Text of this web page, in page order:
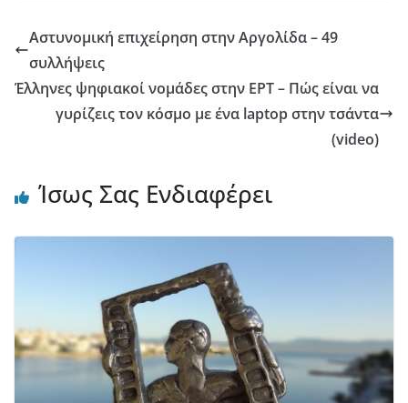
Αστυνομική επιχείρηση στην Αργολίδα – 49
συλλήψεις
Έλληνες ψηφιακοί νομάδες στην ΕΡΤ – Πώς είναι να
γυρίζεις τον κόσμο με ένα laptop στην τσάντα
(video)
Ίσως Σας Ενδιαφέρει